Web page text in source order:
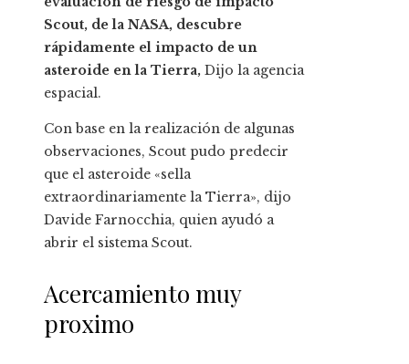
Scout, de la NASA, descubre
rápidamente el impacto de un
asteroide en la Tierra, Dijo la agencia
espacial.
Con base en la realización de algunas
observaciones, Scout pudo predecir
que el asteroide «sella
extraordinariamente la Tierra», dijo
Davide Farnocchia, quien ayudó a
abrir el sistema Scout.
Acercamiento muy
proximo